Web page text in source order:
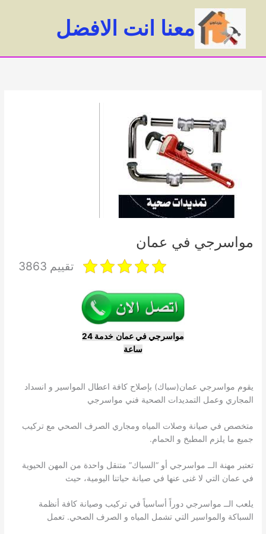
المحتوى
معنا انت الافضل
مواسرجي في عمان
تقييم 3863
مواسرجي في عمان
خدمة 24
ساعة
يقوم مواسرجي عمان(سباك) بإصلاح كافة اعطال المواسير و انسداد
المجاري وعمل التمديدات الصحية فني مواسرجي
متخصص في صيانة وصلات المياه ومجاري الصرف الصحي مع تركيب
جميع ما يلزم المطبخ و الحمام.
تعتبر مهنة الــ مواسرجي أو “السباك” متنقل واحدة من المهن الحيوية
في عمان التي لا غنى عنها في صيانة حياتنا اليومية، حيث
يلعب الــ مواسرجي دوراً أساسياً في تركيب وصيانة كافة أنظمة
السباكة والمواسير التي تشمل المياه و الصرف الصحي. تعمل